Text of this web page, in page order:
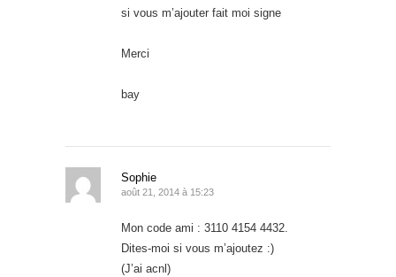
si vous m’ajouter fait moi signe
Merci
bay
Sophie
août 21, 2014 à 15:23
Mon code ami : 3110 4154 4432.
Dites-moi si vous m’ajoutez :)
(J’ai acnl)